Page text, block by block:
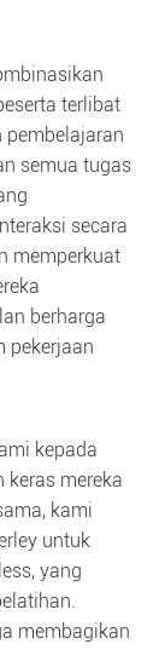
terlibat
pembelajaran
semua tugas
secara
memperkuat
berharga
pekerjaan
kepada
keras mereka
kami
untuk
yang
membagikan